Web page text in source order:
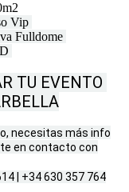
Vip
Fulldome
TU EVENTO
necesitas más info
en contacto con
| +34 630 357 764